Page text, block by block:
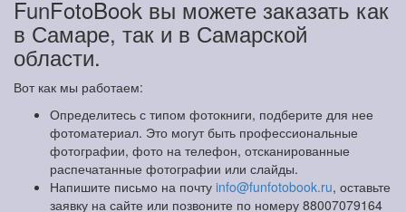
FunFotoBook вы можете заказать как
в Самаре, так и в Самарской
области.
Вот как мы работаем:
Определитесь с типом фотокниги, подберите для нее
фотоматериал. Это могут быть профессиональные
фотографии, фото на телефон, отсканированные
распечатанные фотографии или слайды.
Напишите письмо на почту info@funfotobook.ru, оставьте
заявку на сайте или позвоните по номеру 88007079164